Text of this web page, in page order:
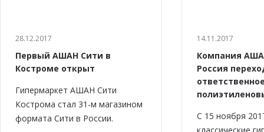
28.12.2017
Первый АШАН Сити в
Костроме открыт
Гипермаркет АШАН Сити
Кострома стал 31-м магазином
формата Сити в России.
14.11.2017
Компания
Россия
С 15 ноября